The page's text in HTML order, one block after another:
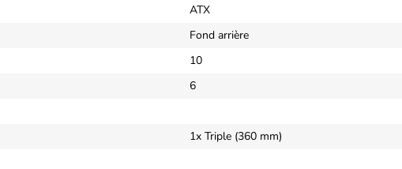
ATX
Fond arrière
10
6
1x Triple (360 mm)